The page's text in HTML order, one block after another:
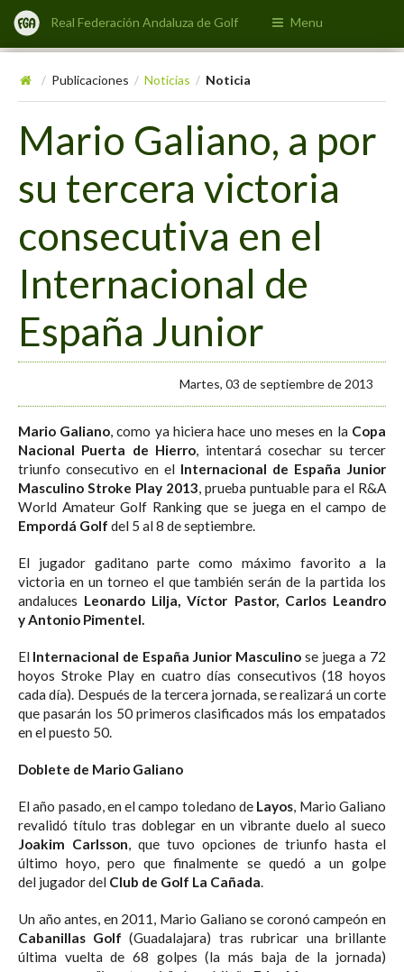
Real Federación Andaluza de Golf Menu
/ Publicaciones / Noticias / Noticia
Mario Galiano, a por
su tercera victoria
consecutiva en el
Internacional de
España Junior
Martes, 03 de septiembre de 2013
Mario Galiano , como ya hiciera hace uno meses en la Copa
Nacional Puerta de Hierro , intentará cosechar su tercer
triunfo consecutivo en el Internacional de España Junior
Masculino Stroke Play 2013 , prueba puntuable para el R&A
World Amateur Golf Ranking que se juega en el campo de
Empordá Golf del 5 al 8 de septiembre.
El jugador gaditano parte como máximo favorito a la
victoria en un torneo el que también serán de la partida los
andaluces Leonardo Lilja, Víctor Pastor, Carlos Leandro
y Antonio Pimentel.
El Internacional de España Junior Masculino se juega a 72
hoyos Stroke Play en cuatro días consecutivos (18 hoyos
cada día). Después de la tercera jornada, se realizará un corte
que pasarán los 50 primeros clasificados más los empatados
en el puesto 50.
Doblete de Mario Galiano
El año pasado, en el campo toledano de Layos, Mario Galiano
revalidó título tras doblegar en un vibrante duelo al sueco
Joakim Carlsson, que tuvo opciones de triunfo hasta el
último hoyo, pero que finalmente se quedó a un golpe
del jugador del Club de Golf La Cañada.
Un año antes, en 2011, Mario Galiano se coronó campeón en
Cabanillas Golf (Guadalajara) tras rubricar una brillante
última vuelta de 68 golpes (la más baja de la jornada)